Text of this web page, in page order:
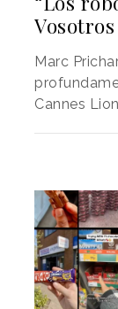
Vosotros
Marc
Cannes